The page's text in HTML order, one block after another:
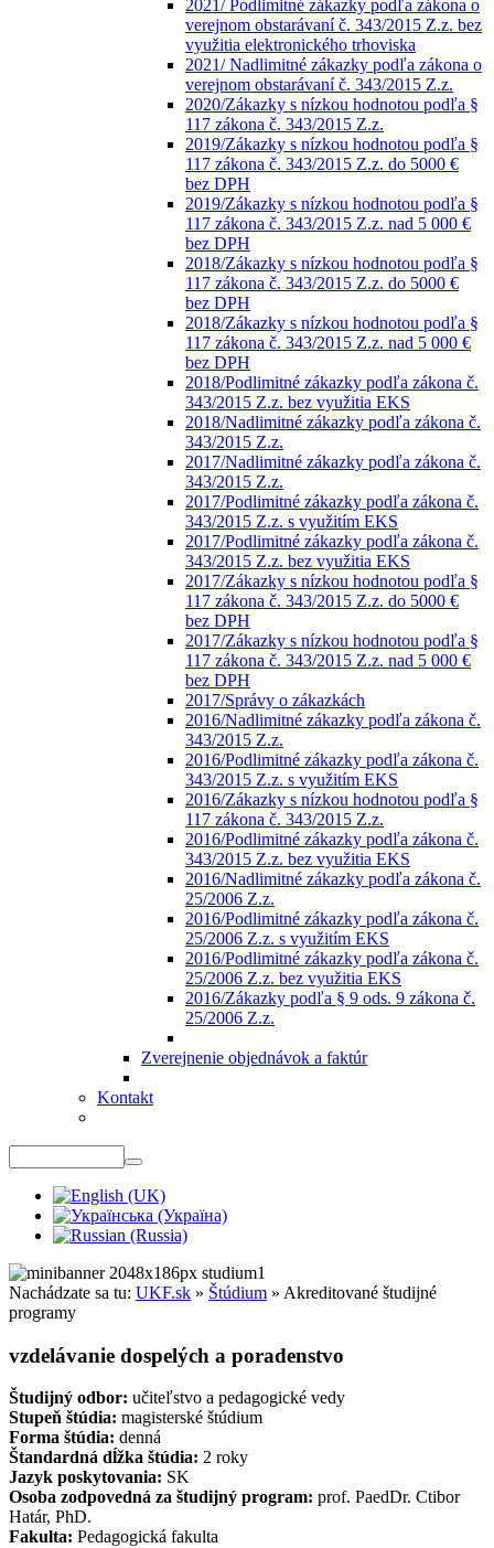
2021/ Podlimitné zákazky podľa zákona o
verejnom obstarávaní č. 343/2015 Z.z. bez
využitia elektronického trhoviska
2021/ Nadlimitné zákazky podľa zákona o
verejnom obstarávaní č. 343/2015 Z.z.
2020/Zákazky s nízkou hodnotou podľa §
117 zákona č. 343/2015 Z.z.
2019/Zákazky s nízkou hodnotou podľa §
117 zákona č. 343/2015 Z.z. do 5000 €
bez DPH
2019/Zákazky s nízkou hodnotou podľa §
117 zákona č. 343/2015 Z.z. nad 5 000 €
bez DPH
2018/Zákazky s nízkou hodnotou podľa §
117 zákona č. 343/2015 Z.z. do 5000 €
bez DPH
2018/Zákazky s nízkou hodnotou podľa §
117 zákona č. 343/2015 Z.z. nad 5 000 €
bez DPH
2018/Podlimitné zákazky podľa zákona č.
343/2015 Z.z. bez využitia EKS
2018/Nadlimitné zákazky podľa zákona č.
343/2015 Z.z.
2017/Nadlimitné zákazky podľa zákona č.
343/2015 Z.z.
2017/Podlimitné zákazky podľa zákona č.
343/2015 Z.z. s využitím EKS
2017/Podlimitné zákazky podľa zákona č.
343/2015 Z.z. bez využitia EKS
2017/Zákazky s nízkou hodnotou podľa §
117 zákona č. 343/2015 Z.z. do 5000 €
bez DPH
2017/Zákazky s nízkou hodnotou podľa §
117 zákona č. 343/2015 Z.z. nad 5 000 €
bez DPH
2017/Správy o zákazkách
2016/Nadlimitné zákazky podľa zákona č.
343/2015 Z.z.
2016/Podlimitné zákazky podľa zákona č.
343/2015 Z.z. s využitím EKS
2016/Zákazky s nízkou hodnotou podľa §
117 zákona č. 343/2015 Z.z.
2016/Podlimitné zákazky podľa zákona č.
343/2015 Z.z. bez využitia EKS
2016/Nadlimitné zákazky podľa zákona č.
25/2006 Z.z.
2016/Podlimitné zákazky podľa zákona č.
25/2006 Z.z. s využitím EKS
2016/Podlimitné zákazky podľa zákona č.
25/2006 Z.z. bez využitia EKS
2016/Zákazky podľa § 9 ods. 9 zákona č.
25/2006 Z.z.
Zverejnenie objednávok a faktúr
Kontakt
Nachádzate sa tu: UKF.sk » Štúdium » Akreditované študijné
programy
vzdelávanie dospelých a poradenstvo
Študijný odbor: učiteľstvo a pedagogické vedy
Stupeň štúdia: magisterské štúdium
Forma štúdia: denná
Štandardná dĺžka štúdia: 2 roky
Jazyk poskytovania: SK
Osoba zodpovedná za študijný program: prof. PaedDr. Ctibor
Határ, PhD.
Fakulta: Pedagogická fakulta